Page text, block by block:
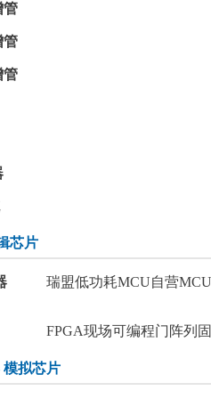
管
管
管
芯片
瑞盟低功耗MCU自营MCU
FPGA现场可编程门阵列
模拟芯片